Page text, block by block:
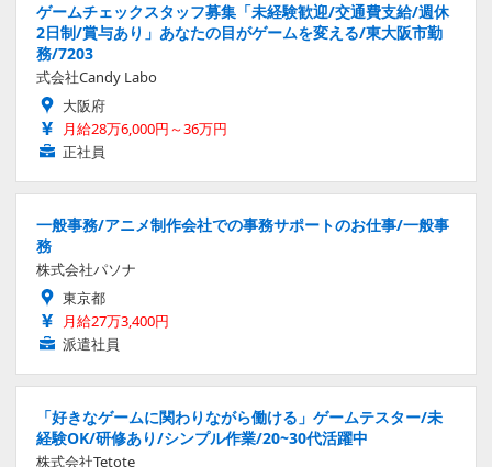
ゲームチェックスタッフ募集「未経験歓迎/交通費支給/週休
2日制/賞与あり」あなたの目がゲームを変える/東大阪市勤
務/7203
式会社Candy Labo
大阪府
月給28万6,000円～36万円
正社員
一般事務/アニメ制作会社での事務サポートのお仕事/一般事
務
株式会社パソナ
東京都
月給27万3,400円
派遣社員
「好きなゲームに関わりながら働ける」ゲームテスター/未
経験OK/研修あり/シンプル作業/20~30代活躍中
株式会社Tetote